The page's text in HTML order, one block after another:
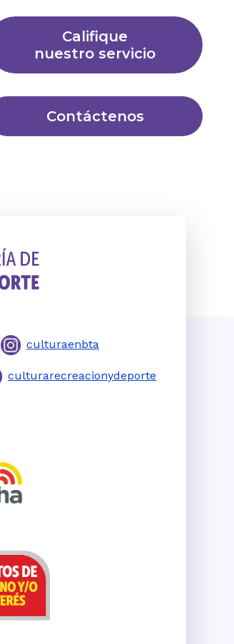
Califique
nuestro servicio
Contáctenos
culturaenbta
culturarecreacionydeporte